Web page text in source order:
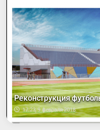
Реконструкция
17:23, 9 февраля 2018